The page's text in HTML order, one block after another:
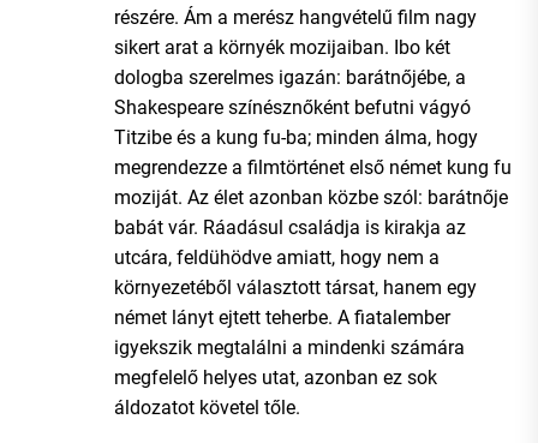
részére. Ám a merész hangvételű film nagy
sikert arat a környék mozijaiban. Ibo két
dologba szerelmes igazán: barátnőjébe, a
Shakespeare színésznőként befutni vágyó
Titzibe és a kung fu-ba; minden álma, hogy
megrendezze a filmtörténet első német kung fu
moziját. Az élet azonban közbe szól: barátnője
babát vár. Ráadásul családja is kirakja az
utcára, feldühödve amiatt, hogy nem a
környezetéből választott társat, hanem egy
német lányt ejtett teherbe. A fiatalember
igyekszik megtalálni a mindenki számára
megfelelő helyes utat, azonban ez sok
áldozatot követel tőle.